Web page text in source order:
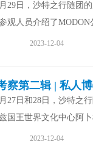
29日，沙特之行随团
观人员介绍了
2023-12-04
察第二辑 | 私人
27日和28日，沙特之
国王世界文化中心阿
2023-12-04